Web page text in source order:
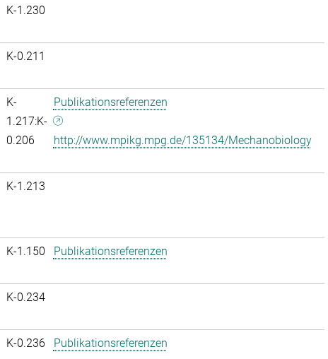
K-1.230
K-0.211
K-
1.217:K-
0.206
Publikationsreferenzen
http://www.mpikg.mpg.de/135134/Mechanobiology
K-1.213
K-1.150 Publikationsreferenzen
K-0.234
K-0.236 Publikationsreferenzen